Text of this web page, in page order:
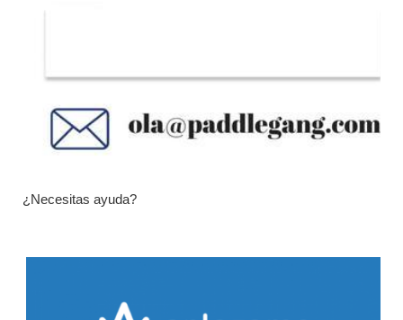
¿Necesitas ayuda?